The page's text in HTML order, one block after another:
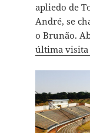
apliedo de
André, se
o Brunão.
última visita